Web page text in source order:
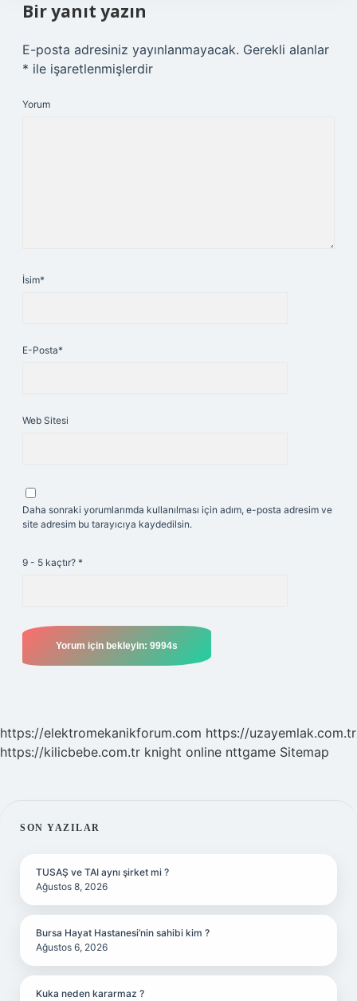
Bir yanıt yazın
E-posta adresiniz yayınlanmayacak. Gerekli alanlar
* ile işaretlenmişlerdir
Yorum
İsim*
E-Posta*
Web Sitesi
Daha sonraki yorumlarımda kullanılması için adım, e-posta adresim ve
site adresim bu tarayıcıya kaydedilsin.
9 - 5 kaçtır? *
https://elektromekanikforum.com https://uzayemlak.com.tr
https://kilicbebe.com.tr knight online nttgame Sitemap
SIDEBAR
SON YAZILAR
TUSAŞ ve TAI aynı şirket mi ?
Ağustos 8, 2026
Bursa Hayat Hastanesi’nin sahibi kim ?
Ağustos 6, 2026
Kuka neden kararmaz ?